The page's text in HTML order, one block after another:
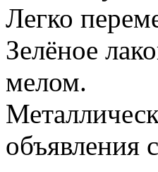
Легко
Зелёное
мелом.
объявления